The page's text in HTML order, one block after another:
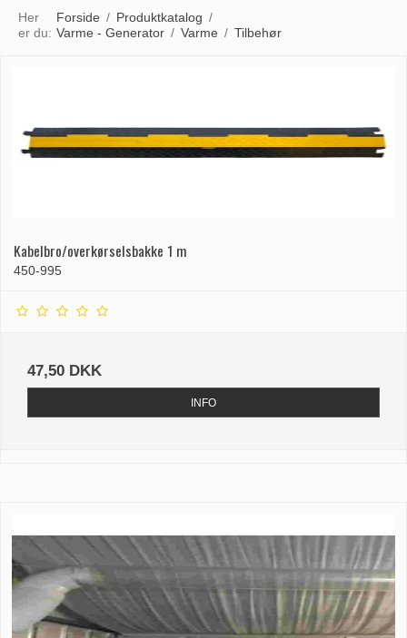
Her
er du:
Forside / Produktkatalog /
Varme - Generator / Varme / Tilbehør
Kabelbro/overkørselsbakke 1 m
450-995
47,50 DKK
INFO